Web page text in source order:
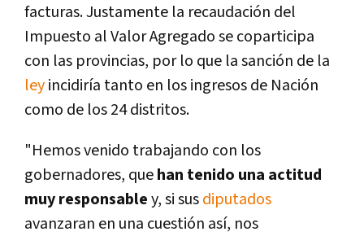
facturas. Justamente la recaudación del
Impuesto al Valor Agregado se coparticipa
con las provincias, por lo que la sanción de la
leyincidirí­a tanto en los ingresos de Nación
como de los 24 distritos.
"Hemos venido trabajando con los
gobernadores, quehan tenido una actitud
muy responsabley, si susdiputados
avanzaran en una cuestión así­, nos